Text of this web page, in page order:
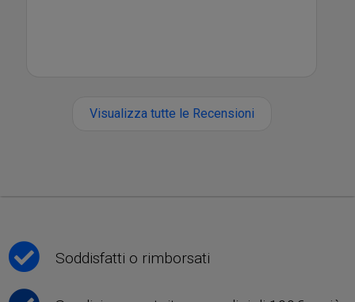
Visualizza tutte le Recensioni
Soddisfatti o rimborsati